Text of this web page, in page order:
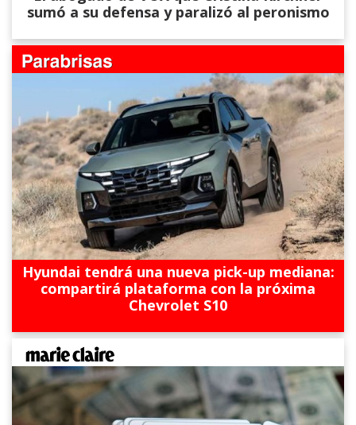
sumó a su defensa y paralizó al peronismo
Hyundai tendrá una nueva pick-up mediana:
compartirá plataforma con la próxima
Chevrolet S10